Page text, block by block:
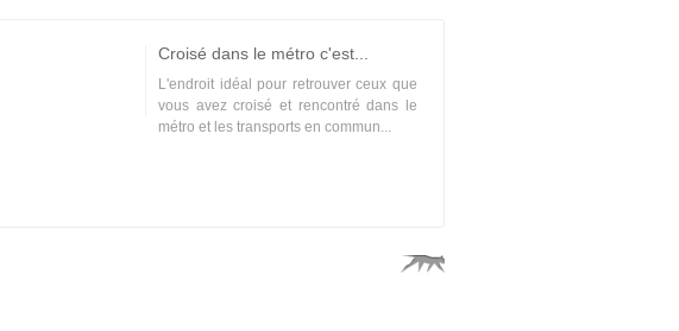
Croisé dans le métro c'est...
L'endroit idéal pour retrouver ceux que
vous avez croisé et rencontré dans le
métro et les transports en commun...